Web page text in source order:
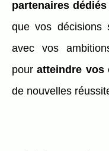
partenaires
que vos décisions
avec vos
pouratteindre vos
de nouvelles